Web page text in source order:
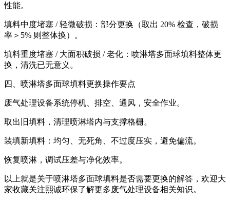
性能。
填料中度堵塞 / 轻微破损：部分更换（取出 20% 检查，破损
率＞5% 则整体换）。
填料重度堵塞 / 大面积破损 / 老化： 喷淋塔多面球填料整体更
换，清洗已无意义。
四、 喷淋塔多面球填料更换操作要点
废气处理设备系统停机、排空、通风，安全作业。
取出旧填料，清理喷淋塔内与支撑格栅。
装填新填料：均匀、无死角、不过度压实，避免偏流。
恢复喷淋，调试压差与净化效率。
以上就是关于喷淋塔多面球填料是否需要更换的解答，欢迎大
家收藏关注熙诚环保了解更多废气处理设备相关知识。